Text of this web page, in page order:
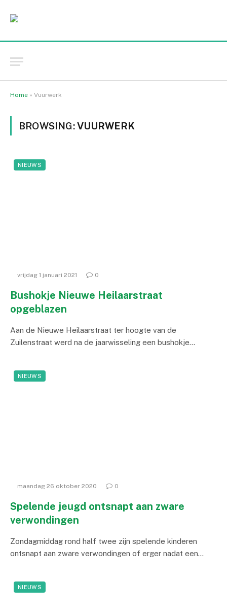
Home » Vuurwerk
BROWSING:VUURWERK
NIEUWS
vrijdag 1 januari 2021 0
Bushokje Nieuwe Heilaarstraat
opgeblazen
Aan de Nieuwe Heilaarstraat ter hoogte van de
Zuilenstraat werd na de jaarwisseling een bushokje…
NIEUWS
maandag 26 oktober 2020 0
Spelende jeugd ontsnapt aan zware
verwondingen
Zondagmiddag rond half twee zijn spelende kinderen
ontsnapt aan zware verwondingen of erger nadat een…
NIEUWS